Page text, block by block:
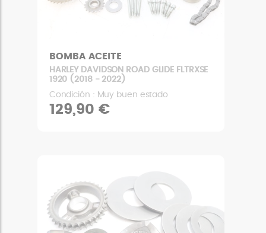
BOMBA ACEITE
HARLEY DAVIDSON ROAD GLIDE FLTRXSE
1920 (2018 - 2022)
Condición : Muy buen estado
129,90 €